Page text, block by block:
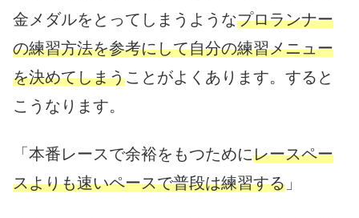
金メダルをとってしまうようなプロランナー
の練習方法を参考にして自分の練習メニュー
を決めてしまうことがよくあります。すると
こうなります。
「本番レースで余裕をもつためにレースペー
スよりも速いペースで普段は練習する 」